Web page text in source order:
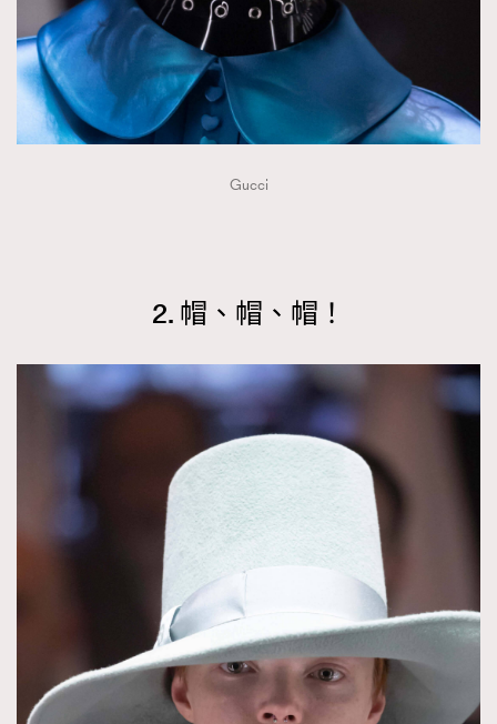
Gucci
2. 帽、帽、帽！